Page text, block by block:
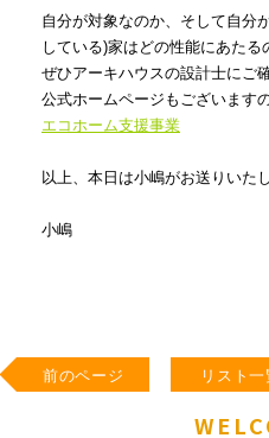
自分が対象なのか、そして自分
している)家はどの性能にあたる
ぜひアーキハウスの設計士にご
公式ホームページもございます
エコホーム支援事業
以上、本日は小嶋がお送りいた
小嶋
前のページ リスト